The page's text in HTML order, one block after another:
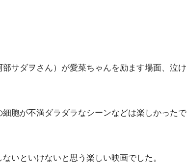
サダヲさん）が愛菜ちゃんを励ます場面、泣け
胞が不満ダラダラなシーンなどは楽しかったで
いといけないと思う楽しい映画でした。